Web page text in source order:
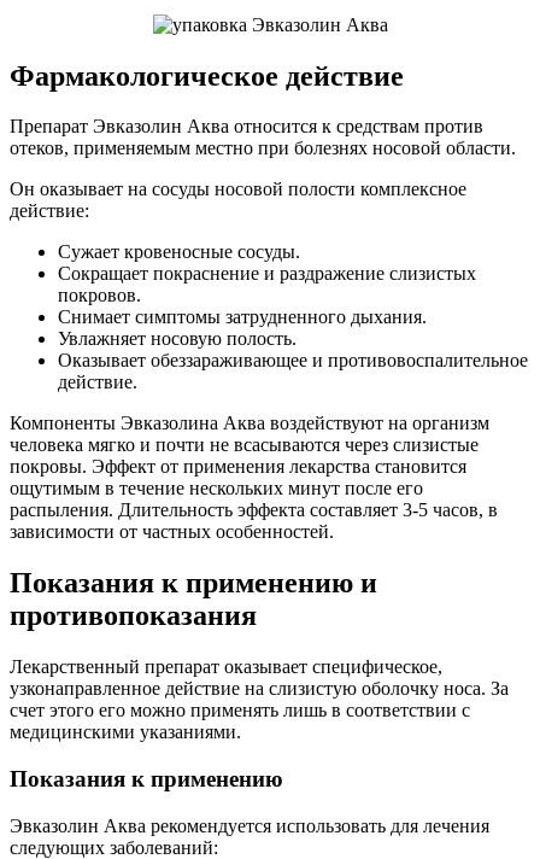
Фармакологическое действие
Препарат Эвказолин Аква относится к средствам против
отеков, применяемым местно при болезнях носовой области.
Он оказывает на сосуды носовой полости комплексное
действие:
Сужает кровеносные сосуды.
Сокращает покраснение и раздражение слизистых
покровов.
Снимает симптомы затрудненного дыхания.
Увлажняет носовую полость.
Оказывает обеззараживающее и противовоспалительное
действие.
Компоненты Эвказолина Аква воздействуют на организм
человека мягко и почти не всасываются через слизистые
покровы. Эффект от применения лекарства становится
ощутимым в течение нескольких минут после его
распыления. Длительность эффекта составляет 3-5 часов, в
зависимости от частных особенностей.
Показания к применению и
противопоказания
Лекарственный препарат оказывает специфическое,
узконаправленное действие на слизистую оболочку носа. За
счет этого его можно применять лишь в соответствии с
медицинскими указаниями.
Показания к применению
Эвказолин Аква рекомендуется использовать для лечения
следующих заболеваний: